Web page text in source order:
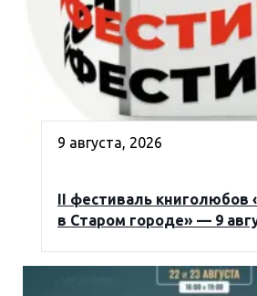
9 августа, 2026
II фестиваль книголюбов
в Старом городе» — 9